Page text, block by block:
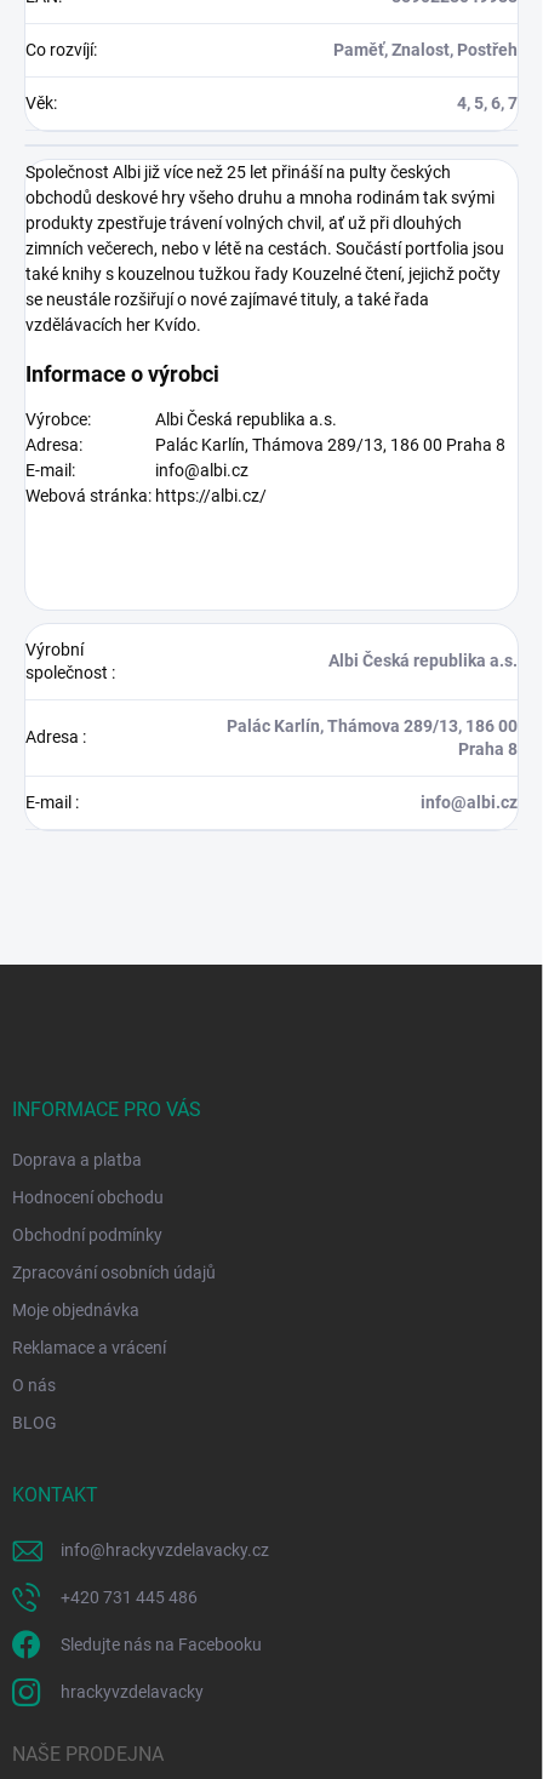
Co rozvíjí: Paměť, Znalost, Postřeh
Věk: 4, 5, 6, 7
Společnost Albi již více než 25 let přináší na pulty českých
obchodů deskové hry všeho druhu a mnoha rodinám tak svými
produkty zpestřuje trávení volných chvil, ať už při dlouhých
zimních večerech, nebo v létě na cestách. Součástí portfolia jsou
také knihy s kouzelnou tužkou řady Kouzelné čtení, jejichž počty
se neustále rozšiřují o nové zajímavé tituly, a také řada
vzdělávacích her Kvído.
Informace o výrobci
Výrobce:
Albi Česká republika a.s.
Adresa:
Palác Karlín, Thámova 289/13, 186 00 Praha 8
E-mail:
info@albi.cz
Webová stránka: https://albi.cz/
Výrobní
společnost :
Albi Česká republika a.s.
Adresa :
Palác Karlín, Thámova 289/13, 186 00
Praha 8
E-mail : info@albi.cz
INFORMACE PRO VÁS
Doprava a platba
Hodnocení obchodu
Obchodní podmínky
Zpracování osobních údajů
Moje objednávka
Reklamace a vrácení
O nás
BLOG
KONTAKT
info@hrackyvzdelavacky.cz
+420 731 445 486
Sledujte nás na Facebooku
hrackyvzdelavacky
NAŠE PRODEJNA